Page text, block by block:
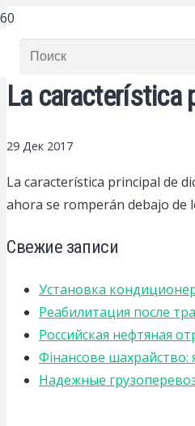
La característica
29 Дек 2017
La característica principal de
ahora se romperán debajo de
Свежие записи
Установка
Реабилитация после
Российская нефтяная
Фінансове шахрайство:
Надежные